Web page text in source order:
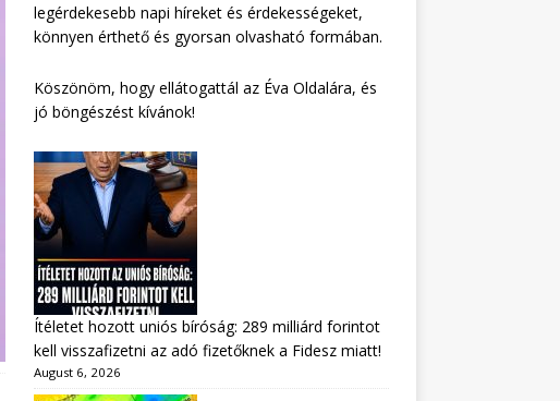
legérdekesebb napi híreket és érdekességeket,
könnyen érthető és gyorsan olvasható formában.
Köszönöm, hogy ellátogattál az Éva Oldalára, és
jó böngészést kívánok!
Ítéletet hozott uniós bíróság: 289 milliárd forintot
kell visszafizetni az adó fizetőknek a Fidesz miatt!
August 6, 2026